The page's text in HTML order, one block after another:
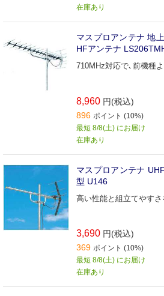
在庫あり
マスプロアンテナ 地
HFアンテナ
710MHz対応で､前機種
8,960 円(税込)
896 ポイント (10%)
最短 8/8(土) にお届け
在庫あり
マスプロアンテナ
型 U146
高い性能と組立てやすさ
3,690 円(税込)
369 ポイント (10%)
最短 8/8(土) にお届け
在庫あり